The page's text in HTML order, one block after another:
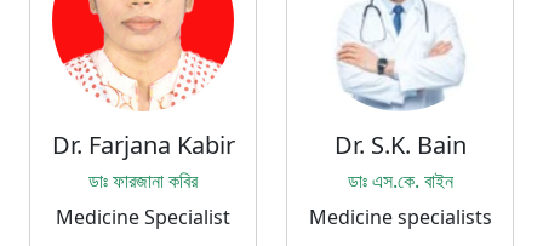
Dr. Farjana Kabir
ডাঃ ফারজানা কবির
Medicine Specialist
Dr. S.K. Bain
ডাঃ এস.কে. বাইন
Medicine specialists